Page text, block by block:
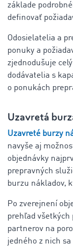
základe
definovať
Odosielatelia a
ponuky a
zjednodušuje
dodávatelia s
o ponukách
Uzavretá
Uzavreté burzy
navyše aj
objednávky
prepravných
burzu nákladov,
Po zverejnení
prehľad všetkých
partnerov na
jedného z nich